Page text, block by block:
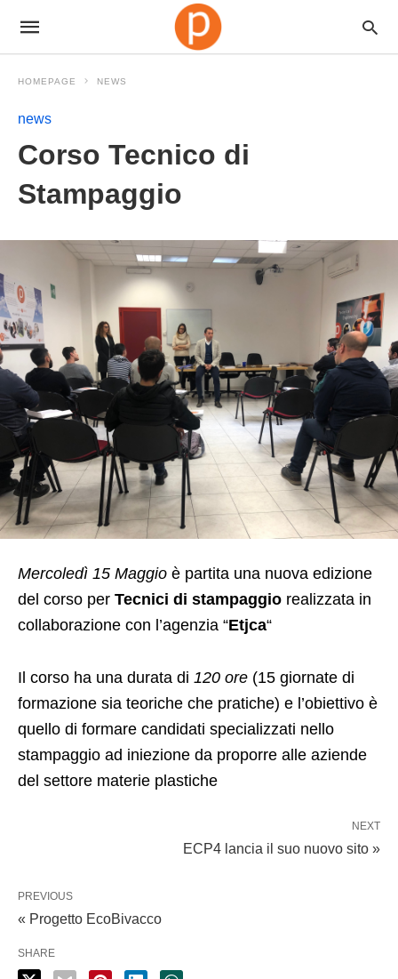
HOMEPAGE NEWS
news
Corso Tecnico di
Stampaggio
Mercoledì 15 Maggio è partita una nuova edizione
del corso per Tecnici di stampaggio realizzata in
collaborazione con l’agenzia “Etjca“
Il corso ha una durata di 120 ore (15 giornate di
formazione sia teoriche che pratiche) e l’obiettivo è
quello di formare candidati specializzati nello
stampaggio ad iniezione da proporre alle aziende
del settore materie plastiche
NEXT
ECP4 lancia il suo nuovo sito »
PREVIOUS
« Progetto EcoBivacco
SHARE